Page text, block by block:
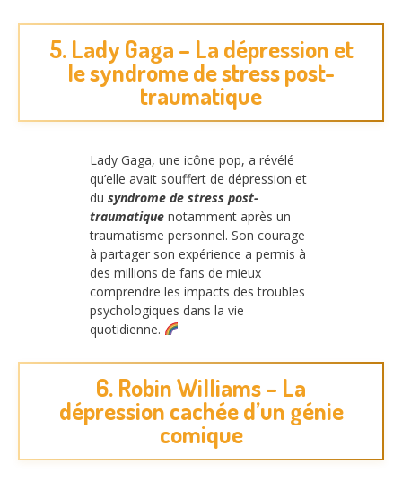
5. Lady Gaga – La dépression et
le syndrome de stress post-
traumatique
Lady Gaga, une icône pop, a révélé
qu’elle avait souffert de dépression et
du syndrome de stress post-
traumatique notamment après un
traumatisme personnel. Son courage
à partager son expérience a permis à
des millions de fans de mieux
comprendre les impacts des troubles
psychologiques dans la vie
quotidienne.
6. Robin Williams – La
dépression cachée d’un génie
comique